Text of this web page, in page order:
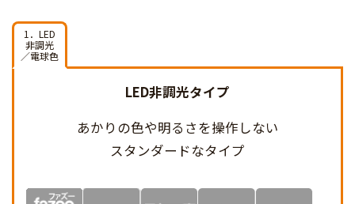
1．LED
非調光
／電球色
LED非調光タイプ
あかりの色や明るさを操作しない
スタンダードなタイプ